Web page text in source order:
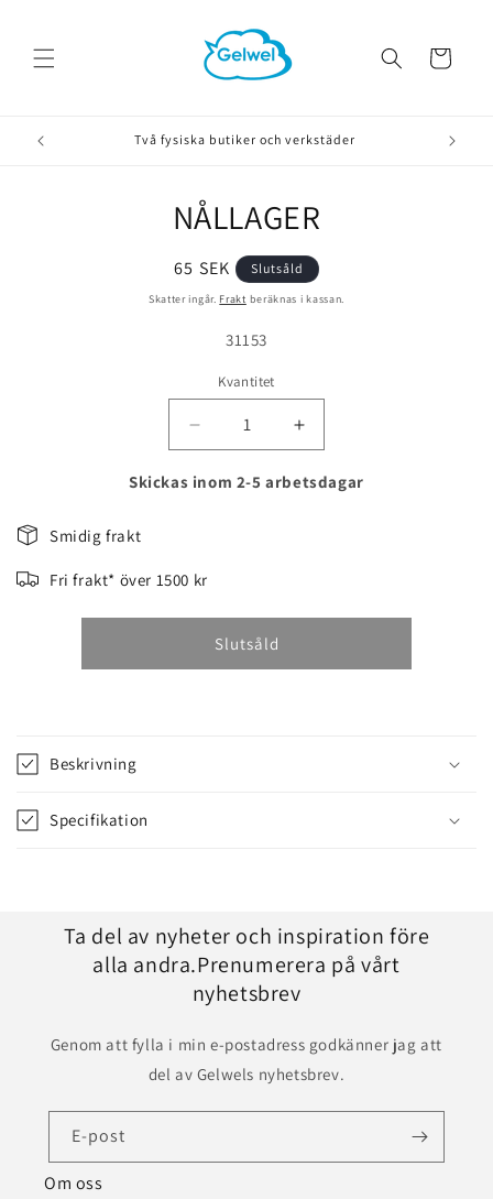
innehåll
Varukorg
Två fysiska butiker och verkstäder
NÅLLAGER
Ordinarie
pris
65 SEK Slutsåld
Skatter ingår. Frakt beräknas i kassan.
Lagerhållningsenhet:
31153
Kvantitet
Minska
kvantitet
för
Öka
kvantitet
för
Skickas inom 2-5 arbetsdagar
Smidig frakt
Fri frakt* över 1500 kr
Slutsåld
Beskrivning
Specifikation
Ta del av nyheter och inspiration före
alla andra.Prenumerera på vårt
nyhetsbrev
Genom att fylla i min e-postadress godkänner jag att
del av Gelwels nyhetsbrev.
E-post
Om oss